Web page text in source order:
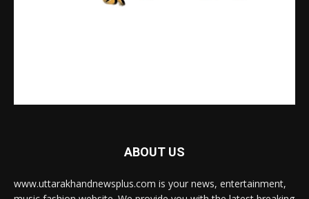
ABOUT US
www.uttarakhandnewsplus.com is your news, entertainment,